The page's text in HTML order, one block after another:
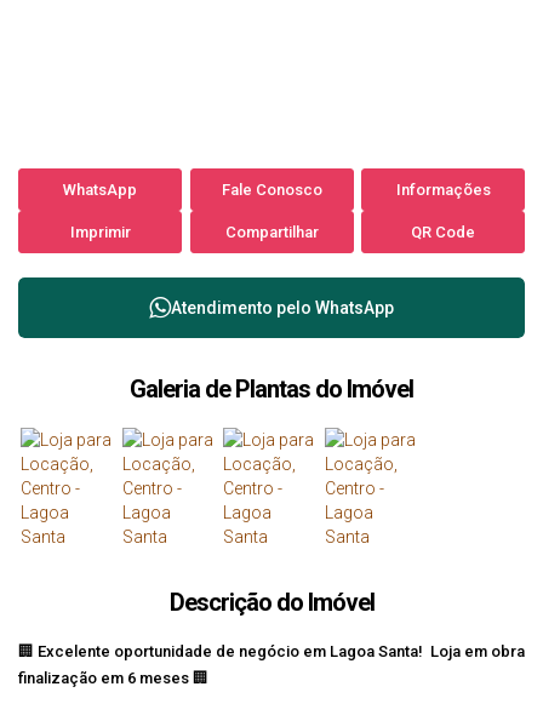
WhatsApp Fale Conosco Informações
Imprimir Compartilhar QR Code
Atendimento pelo WhatsApp
Galeria de Plantas do Imóvel
Descrição do Imóvel
🏢 Excelente oportunidade de negócio em Lagoa Santa! Loja em obra
finalização em 6 meses 🏢